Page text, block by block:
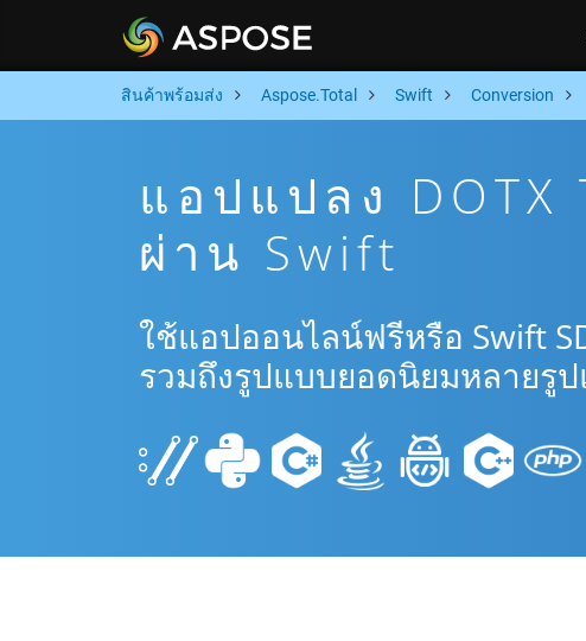
สินค้าพร้อมส่ง Aspose.Total Swift Conversion
แอปแปลง
ผ่าน Swift
ใช้แอปออนไลน์ฟรีหรือ Swift
รวมถึงรูปแบบยอดนิยมหลายรู